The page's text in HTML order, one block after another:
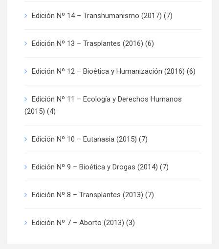
Edición Nº 14 – Transhumanismo (2017) (7)
Edición Nº 13 – Trasplantes (2016) (6)
Edición Nº 12 – Bioética y Humanización (2016) (6)
Edición Nº 11 – Ecología y Derechos Humanos
(2015) (4)
Edición Nº 10 – Eutanasia (2015) (7)
Edición Nº 9 – Bioética y Drogas (2014) (7)
Edición Nº 8 – Transplantes (2013) (7)
Edición Nº 7 – Aborto (2013) (3)